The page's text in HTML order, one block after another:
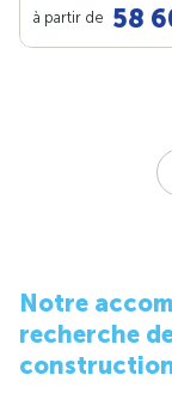
à partir de 58
Notre
recherche